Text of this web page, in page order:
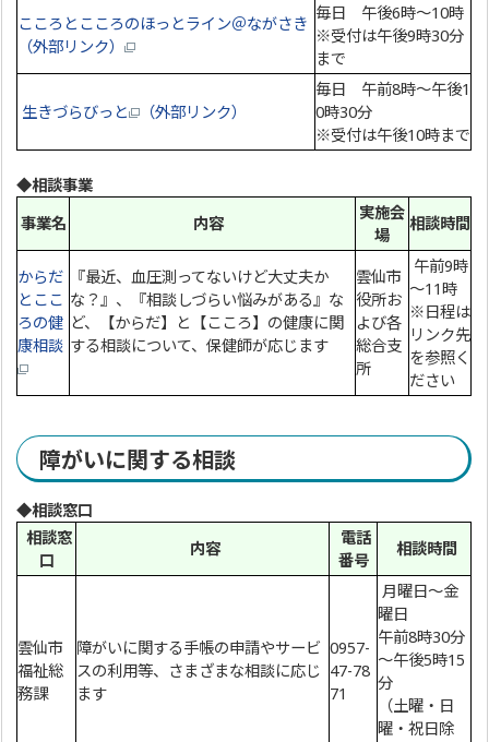
こころとこころのほっとライン＠ながさき
（外部リンク）
毎日 午後6時～10時
※受付は午後9時30分
まで
生きづらびっと （外部リンク）
毎日 午前8時～午後1
0時30分
※受付は午後10時まで
◆相談事業
事業名
内容
実施会
場
相談時間
からだ
とここ
ろの健
康相談
『最近、血圧測ってないけど大丈夫か
な？』、『相談しづらい悩みがある』な
ど、【からだ】と【こころ】の健康に関
する相談について、保健師が応じます
雲仙市
役所お
よび各
総合支
所
午前9時
～11時
※日程は
リンク先
を参照く
ださい
障がいに関する相談
◆相談窓口
相談窓
口
内容
電話
番号
相談時間
雲仙市
福祉総
務課
障がいに関する手帳の申請やサービ
スの利用等、さまざまな相談に応じ
ます
0957-
47-78
71
月曜日～金
曜日
午前8時30分
～午後5時15
分
（土曜・日
曜・祝日除